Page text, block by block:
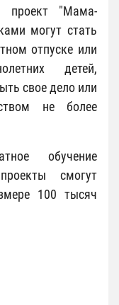
проект "Мама-
могут стать
отпуске или
детей,
свое дело или
не более
обучение
смогут
100 тысяч